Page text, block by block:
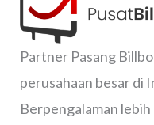
Partner Pasang
perusahaan besar di
Berpengalaman